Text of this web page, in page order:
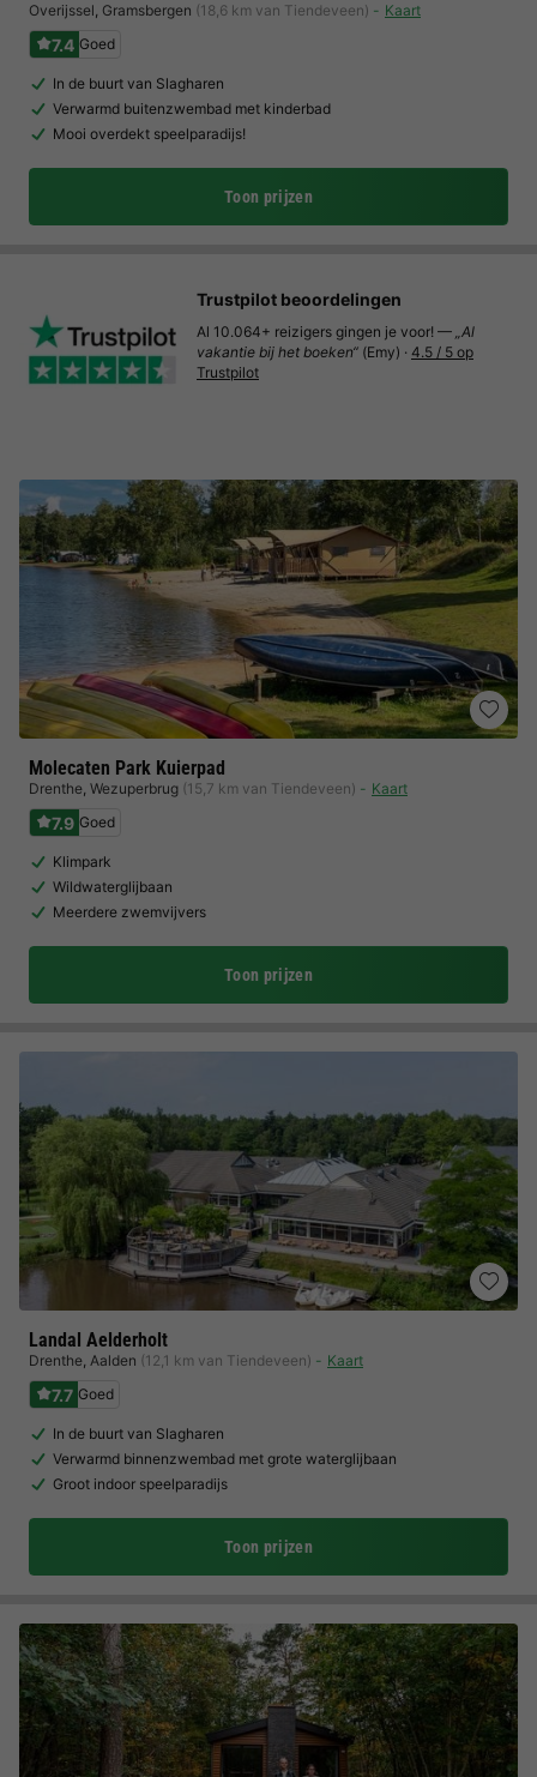
Overijssel, Gramsbergen (18,6 km van Tiendeveen) Kaart
7.4 Goed
In de buurt van Slagharen
Verwarmd buitenzwembad met kinderbad
Mooi overdekt speelparadijs!
Toon prijzen
Molecaten Park Kuierpad
Drenthe, Wezuperbrug (15,7 km van Tiendeveen) Kaart
7.9 Goed
Klimpark
Wildwaterglijbaan
Meerdere zwemvijvers
Toon prijzen
Landal Aelderholt
Drenthe, Aalden (12,1 km van Tiendeveen) Kaart
7.7 Goed
In de buurt van Slagharen
Verwarmd binnenzwembad met grote waterglijbaan
Groot indoor speelparadijs
Toon prijzen
Trustpilot beoordelingen
Al 10.064+ reizigers gingen je voor! — „Al
vakantie bij het boeken“ (Emy) · 4.5 / 5 op
Trustpilot